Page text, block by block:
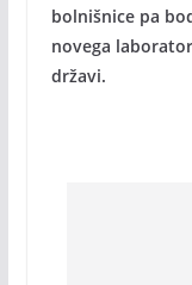
bolnišnice pa
novega
državi.